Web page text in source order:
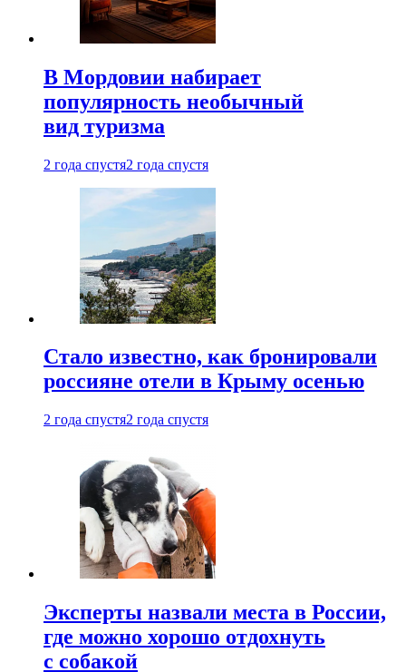
В Мордовии набирает
популярность необычный
вид туризма
2 года спустя2 года спустя
Стало известно, как бронировали
россияне отели в Крыму осенью
2 года спустя2 года спустя
Эксперты назвали места в России,
где можно хорошо отдохнуть
с собакой